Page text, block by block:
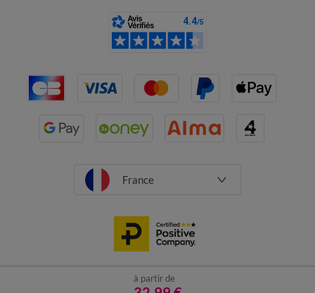
à partir de
France
Données personnelles